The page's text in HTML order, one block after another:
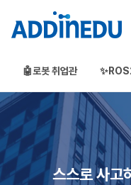
🤖로봇 취업관
애드인에듀
오프라인 부트캠프
부프캠프
스스로 사고